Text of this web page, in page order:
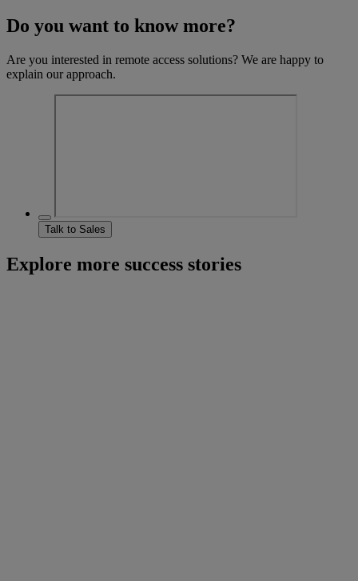
Do you want to know more?
Are you interested in remote access solutions? We are happy to
explain our approach.
Talk to Sales
Explore more success stories